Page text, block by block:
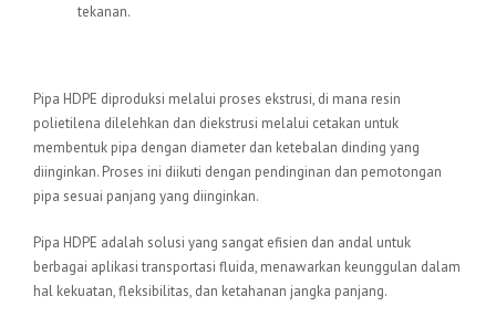
tekanan.
Pipa HDPE diproduksi melalui proses ekstrusi, di mana resin
polietilena dilelehkan dan diekstrusi melalui cetakan untuk
membentuk pipa dengan diameter dan ketebalan dinding yang
diinginkan. Proses ini diikuti dengan pendinginan dan pemotongan
pipa sesuai panjang yang diinginkan.
Pipa HDPE adalah solusi yang sangat efisien dan andal untuk
berbagai aplikasi transportasi fluida, menawarkan keunggulan dalam
hal kekuatan, fleksibilitas, dan ketahanan jangka panjang.